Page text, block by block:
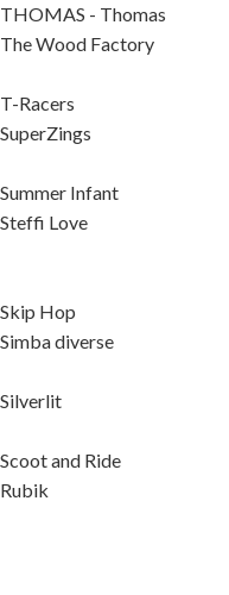
THOMAS - Thomas
The Wood Factory
T-Racers
SuperZings
Summer Infant
Steffi Love
Skip Hop
Simba diverse
Silverlit
Scoot and Ride
Rubik